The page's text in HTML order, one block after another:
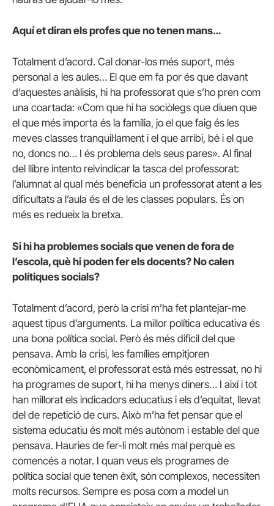
Aquí et diran els profes que no tenen mans…
Totalment d’acord. Cal donar-los més suport, més
personal a les aules… El que em fa por és que davant
d’aquestes anàlisis, hi ha professorat que s’ho pren com
una coartada: «Com que hi ha sociòlegs que diuen que
el que més importa és la família, jo el que faig és les
meves classes tranquil·lament i el que arribi, bé i el que
no, doncs no… I és problema dels seus pares». Al final
del llibre intento reivindicar la tasca del professorat:
l’alumnat al qual més beneficia un professorat atent a les
dificultats a l’aula és el de les classes populars. És on
més es redueix la bretxa.
Si hi ha problemes socials que venen de fora de
l’escola, què hi poden fer els docents? No calen
polítiques socials?
Totalment d’acord, però la crisi m’ha fet plantejar-me
aquest tipus d’arguments. La millor política educativa és
una bona política social. Però és més difícil del que
pensava. Amb la crisi, les famílies empitjoren
econòmicament, el professorat està més estressat, no hi
ha programes de suport, hi ha menys diners… I així i tot
han millorat els indicadors educatius i els d’equitat, llevat
del de repetició de curs. Això m’ha fet pensar que el
sistema educatiu és molt més autònom i estable del que
pensava. Hauries de fer-li molt més mal perquè es
comencés a notar. I quan veus els programes de
política social que tenen èxit, són complexos, necessiten
molts recursos. Sempre es posa com a model un